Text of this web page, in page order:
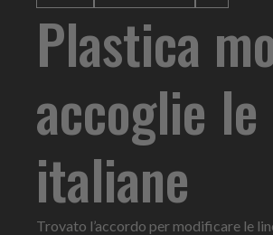
Plastica
accoglie
italiane
Trovato l’accordo per modificare le